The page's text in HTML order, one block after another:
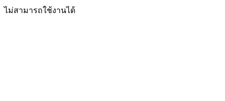
ไม่สามารถใช้งานได้